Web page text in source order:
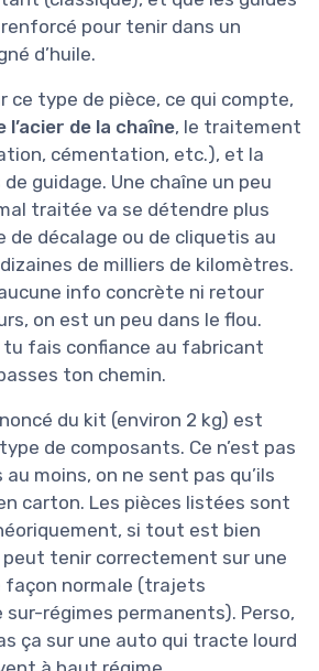
pour tenir dans un
d’huile.
ce type de pièce, ce qui compte,
l’acier de la chaîne, le traitement
cémentation, etc.), et la
guidage. Une chaîne un peu
traitée va se détendre plus
de décalage ou de cliquetis au
de milliers de kilomètres.
aucune info concrète ni retour
on est un peu dans le flou.
tu fais confiance au fabricant
ton chemin.
du kit (environ 2 kg) est
de composants. Ce n’est pas
moins, on ne sent pas qu’ils
carton. Les pièces listées sont
si tout est bien
tenir correctement sur une
normale (trajets
sur-régimes permanents). Perso,
ça sur une auto qui tracte lourd